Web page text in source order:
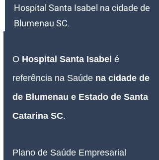
Hospital Santa Isabel na cidade de
Blumenau SC.
O Hospital Santa Isabel é
referência na Saúde na cidade de
de Blumenau e Estado de Santa
Catarina SC.
Plano de Saúde Empresarial